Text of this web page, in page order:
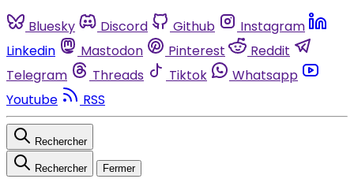
Bluesky Discord Github
Instagram
Linkedin
Mastodon Pinterest
Reddit
Telegram
Threads Tiktok
Whatsapp
Youtube
RSS
Rechercher
Rechercher Fermer